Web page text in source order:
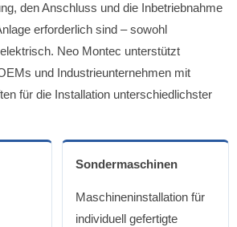
den Anschluss und die Inbetriebnahme
erforderlich sind – sowohl
Neo Montec unterstützt
und Industrieunternehmen mit
für die Installation unterschiedlichster
Sondermaschinen
Maschineninstallation für
individuell gefertigte